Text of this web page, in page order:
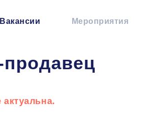
Вакансии Мероприятия